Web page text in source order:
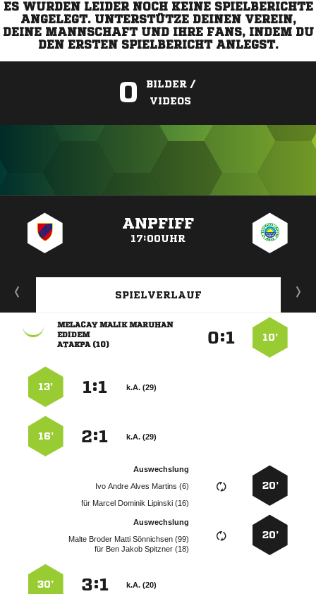
ES WURDEN LEIDER NOCH KEINE SPIELBERICHTE
ANGELEGT. UNTERSTÜTZE DEINEN VEREIN,
DEINE MANNSCHAFT UND IHRE FANS, INDEM DU
DEN ERSTEN SPIELBERICHT ANLEGST.
0
BILDER /
VIDEOS
ANPFIFF
17:00UHR
SPIELVERLAUF
10’
:
  

 
k.A. (29)
:
13’
k.A. (29)
:
16’
20’
Auswechslung
    
für    
20’
Auswechslung
    
für    
k.A. (20)
:
30’